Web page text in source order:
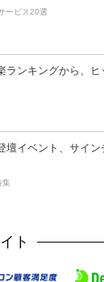
ービス20選
ランキングから、ヒ
壇イベント、サイ
集
ト